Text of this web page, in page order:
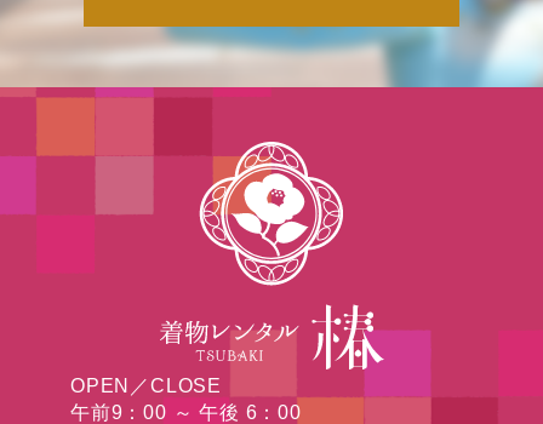
OPEN／CLOSE
午前9：00 ～ 午後 6：00